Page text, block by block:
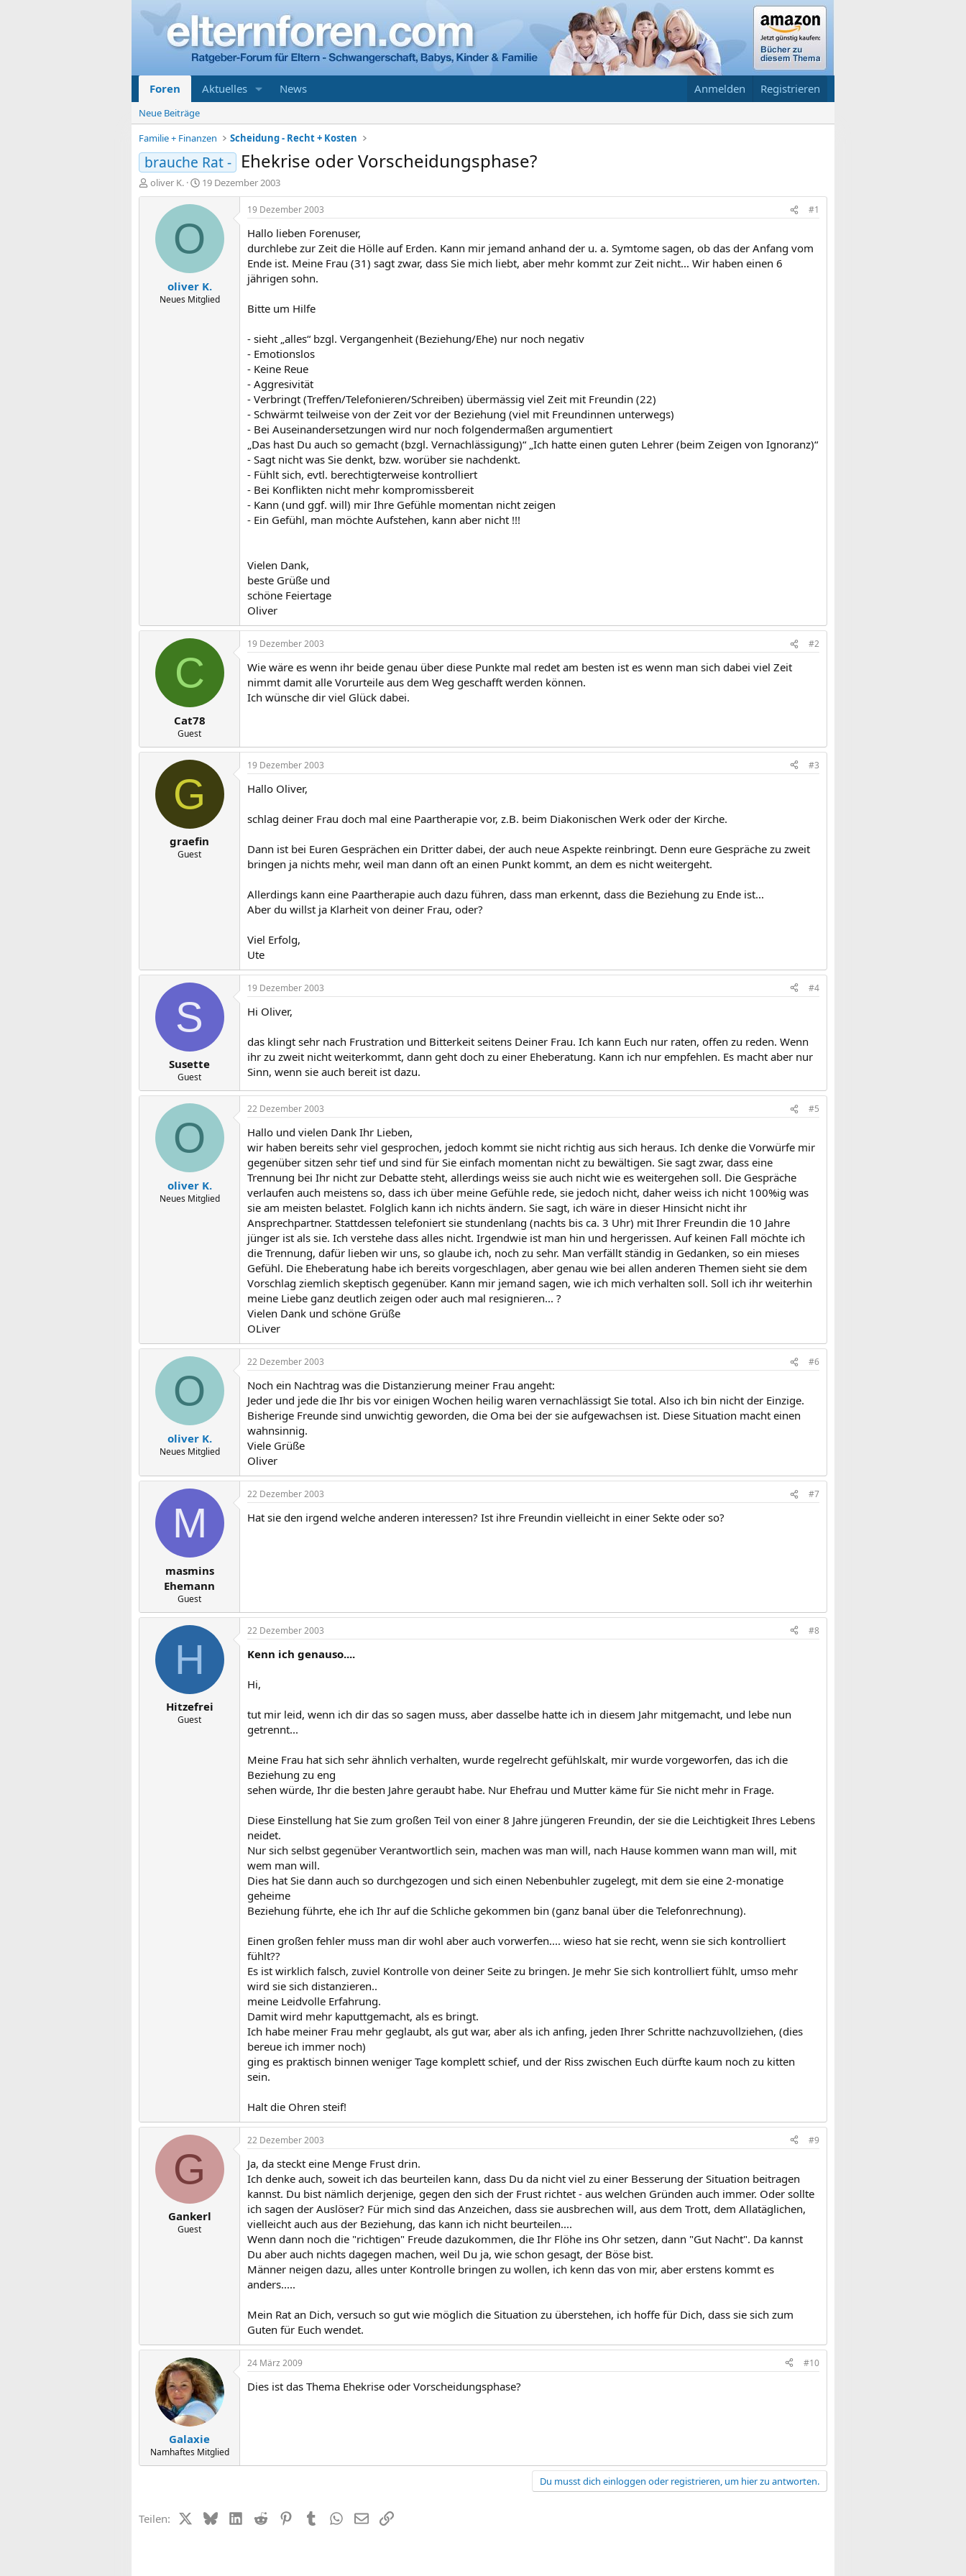
Foren Aktuelles News Anmelden Registrieren
Neue Beiträge
Familie + Finanzen
Scheidung - Recht + Kosten
brauche Rat - Ehekrise oder Vorscheidungsphase?
E
r
oliver K.
E
r
s
e
l
t
a
m
19 Dezember 2003
O
oliver K.
Neues Mitglied
19 Dezember 2003 #1
Hallo lieben Forenuser,
durchlebe zur Zeit die Hölle auf Erden. Kann mir jemand anhand der u. a. Symtome sagen, ob das der Anfang vom
Ende ist. Meine Frau (31) sagt zwar, dass Sie mich liebt, aber mehr kommt zur Zeit nicht... Wir haben einen 6
jährigen sohn.
Bitte um Hilfe
- sieht „alles“ bzgl. Vergangenheit (Beziehung/Ehe) nur noch negativ
- Emotionslos
- Keine Reue
- Aggresivität
- Verbringt (Treffen/Telefonieren/Schreiben) übermässig viel Zeit mit Freundin (22)
- Schwärmt teilweise von der Zeit vor der Beziehung (viel mit Freundinnen unterwegs)
- Bei Auseinandersetzungen wird nur noch folgendermaßen argumentiert
„Das hast Du auch so gemacht (bzgl. Vernachlässigung)“ „Ich hatte einen guten Lehrer (beim Zeigen von Ignoranz)“
- Sagt nicht was Sie denkt, bzw. worüber sie nachdenkt.
- Fühlt sich, evtl. berechtigterweise kontrolliert
- Bei Konflikten nicht mehr kompromissbereit
- Kann (und ggf. will) mir Ihre Gefühle momentan nicht zeigen
- Ein Gefühl, man möchte Aufstehen, kann aber nicht !!!
Vielen Dank,
beste Grüße und
schöne Feiertage
Oliver
C
Cat78
Guest
19 Dezember 2003 #2
Wie wäre es wenn ihr beide genau über diese Punkte mal redet am besten ist es wenn man sich dabei viel Zeit
nimmt damit alle Vorurteile aus dem Weg geschafft werden können.
Ich wünsche dir viel Glück dabei.
G
graefin
Guest
19 Dezember 2003 #3
Hallo Oliver,
schlag deiner Frau doch mal eine Paartherapie vor, z.B. beim Diakonischen Werk oder der Kirche.
Dann ist bei Euren Gesprächen ein Dritter dabei, der auch neue Aspekte reinbringt. Denn eure Gespräche zu zweit
bringen ja nichts mehr, weil man dann oft an einen Punkt kommt, an dem es nicht weitergeht.
Allerdings kann eine Paartherapie auch dazu führen, dass man erkennt, dass die Beziehung zu Ende ist...
Aber du willst ja Klarheit von deiner Frau, oder?
Viel Erfolg,
Ute
S
Susette
Guest
19 Dezember 2003 #4
Hi Oliver,
das klingt sehr nach Frustration und Bitterkeit seitens Deiner Frau. Ich kann Euch nur raten, offen zu reden. Wenn
ihr zu zweit nicht weiterkommt, dann geht doch zu einer Eheberatung. Kann ich nur empfehlen. Es macht aber nur
Sinn, wenn sie auch bereit ist dazu.
O
oliver K.
Neues Mitglied
22 Dezember 2003 #5
Hallo und vielen Dank Ihr Lieben,
wir haben bereits sehr viel gesprochen, jedoch kommt sie nicht richtig aus sich heraus. Ich denke die Vorwürfe mir
gegenüber sitzen sehr tief und sind für Sie einfach momentan nicht zu bewältigen. Sie sagt zwar, dass eine
Trennung bei Ihr nicht zur Debatte steht, allerdings weiss sie auch nicht wie es weitergehen soll. Die Gespräche
verlaufen auch meistens so, dass ich über meine Gefühle rede, sie jedoch nicht, daher weiss ich nicht 100%ig was
sie am meisten belastet. Folglich kann ich nichts ändern. Sie sagt, ich wäre in dieser Hinsicht nicht ihr
Ansprechpartner. Stattdessen telefoniert sie stundenlang (nachts bis ca. 3 Uhr) mit Ihrer Freundin die 10 Jahre
jünger ist als sie. Ich verstehe dass alles nicht. Irgendwie ist man hin und hergerissen. Auf keinen Fall möchte ich
die Trennung, dafür lieben wir uns, so glaube ich, noch zu sehr. Man verfällt ständig in Gedanken, so ein mieses
Gefühl. Die Eheberatung habe ich bereits vorgeschlagen, aber genau wie bei allen anderen Themen sieht sie dem
Vorschlag ziemlich skeptisch gegenüber. Kann mir jemand sagen, wie ich mich verhalten soll. Soll ich ihr weiterhin
meine Liebe ganz deutlich zeigen oder auch mal resignieren... ?
Vielen Dank und schöne Grüße
OLiver
O
oliver K.
Neues Mitglied
22 Dezember 2003 #6
Noch ein Nachtrag was die Distanzierung meiner Frau angeht:
Jeder und jede die Ihr bis vor einigen Wochen heilig waren vernachlässigt Sie total. Also ich bin nicht der Einzige.
Bisherige Freunde sind unwichtig geworden, die Oma bei der sie aufgewachsen ist. Diese Situation macht einen
wahnsinnig.
Viele Grüße
Oliver
M
masmins
Ehemann
Guest
22 Dezember 2003 #7
Hat sie den irgend welche anderen interessen? Ist ihre Freundin vielleicht in einer Sekte oder so?
H
Hitzefrei
Guest
22 Dezember 2003 #8
Kenn ich genauso....
Hi,
tut mir leid, wenn ich dir das so sagen muss, aber dasselbe hatte ich in diesem Jahr mitgemacht, und lebe nun
getrennt...
Meine Frau hat sich sehr ähnlich verhalten, wurde regelrecht gefühlskalt, mir wurde vorgeworfen, das ich die
Beziehung zu eng
sehen würde, Ihr die besten Jahre geraubt habe. Nur Ehefrau und Mutter käme für Sie nicht mehr in Frage.
Diese Einstellung hat Sie zum großen Teil von einer 8 Jahre jüngeren Freundin, der sie die Leichtigkeit Ihres Lebens
neidet.
Nur sich selbst gegenüber Verantwortlich sein, machen was man will, nach Hause kommen wann man will, mit
wem man will.
Dies hat Sie dann auch so durchgezogen und sich einen Nebenbuhler zugelegt, mit dem sie eine 2-monatige
geheime
Beziehung führte, ehe ich Ihr auf die Schliche gekommen bin (ganz banal über die Telefonrechnung).
Einen großen fehler muss man dir wohl aber auch vorwerfen.... wieso hat sie recht, wenn sie sich kontrolliert
fühlt??
Es ist wirklich falsch, zuviel Kontrolle von deiner Seite zu bringen. Je mehr Sie sich kontrolliert fühlt, umso mehr
wird sie sich distanzieren..
meine Leidvolle Erfahrung.
Damit wird mehr kaputtgemacht, als es bringt.
Ich habe meiner Frau mehr geglaubt, als gut war, aber als ich anfing, jeden Ihrer Schritte nachzuvollziehen, (dies
bereue ich immer noch)
ging es praktisch binnen weniger Tage komplett schief, und der Riss zwischen Euch dürfte kaum noch zu kitten
sein.
Halt die Ohren steif!
G
Gankerl
Guest
22 Dezember 2003 #9
Ja, da steckt eine Menge Frust drin.
Ich denke auch, soweit ich das beurteilen kann, dass Du da nicht viel zu einer Besserung der Situation beitragen
kannst. Du bist nämlich derjenige, gegen den sich der Frust richtet - aus welchen Gründen auch immer. Oder sollte
ich sagen der Auslöser? Für mich sind das Anzeichen, dass sie ausbrechen will, aus dem Trott, dem Allatäglichen,
vielleicht auch aus der Beziehung, das kann ich nicht beurteilen....
Wenn dann noch die "richtigen" Freude dazukommen, die Ihr Flöhe ins Ohr setzen, dann "Gut Nacht". Da kannst
Du aber auch nichts dagegen machen, weil Du ja, wie schon gesagt, der Böse bist.
Männer neigen dazu, alles unter Kontrolle bringen zu wollen, ich kenn das von mir, aber erstens kommt es
anders.....
Mein Rat an Dich, versuch so gut wie möglich die Situation zu überstehen, ich hoffe für Dich, dass sie sich zum
Guten für Euch wendet.
Galaxie
Namhaftes Mitglied
24 März 2009 #10
Dies ist das Thema Ehekrise oder Vorscheidungsphase?
Du musst dich einloggen oder registrieren, um hier zu antworten.
Teilen: X (Twitter)
BlueskyLinkedIn
Reddit PinterestTumblrWhatsApp
E-MailLink